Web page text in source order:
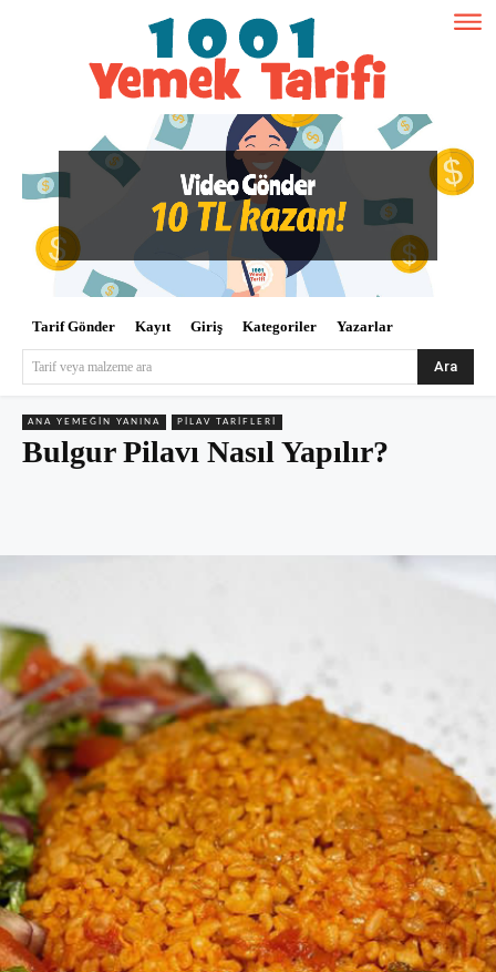
Tarif Gönder Kayıt Giriş Kategoriler Yazarlar
Tarif veya malzeme ara Ara
ANA YEMEĞIN YANINA PILAV TARIFLERI
Bulgur Pilavı Nasıl Yapılır?